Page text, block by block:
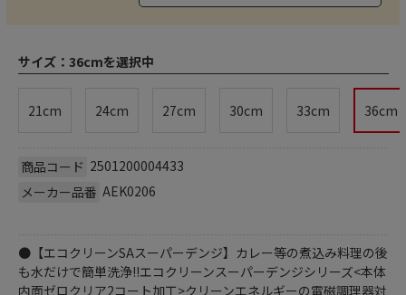
サイズ： 36cmを選択中
21cm 24cm 27cm 30cm 33cm 36cm
商品コード 2501200004433
メーカー品番 AEK0206
●【エコクリーンSAスーパーデンジ】カレー等の煮込み料理の後
も水だけで簡単洗浄!!エコクリーンスーパーデンジシリーズ<本体
内面ゼロクリア2コート加工>クリーンエネルギーの電磁調理器対